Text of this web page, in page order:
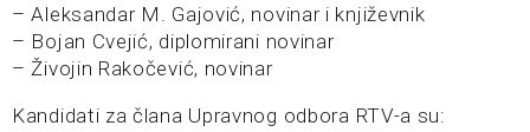
– Aleksandar M. Gajović, novinar i književnik
– Bojan Cvejić, diplomirani novinar
– Živojin Rakočević, novinar
Kandidati za člana Upravnog odbora RTV-a su: